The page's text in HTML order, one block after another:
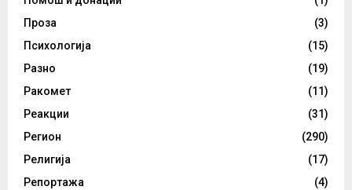
Проза
(3)
Психологија
(15)
Разно
(19)
Ракомет
(11)
Реакции
(31)
Регион
(290)
Религија
(17)
Репортажа
(4)